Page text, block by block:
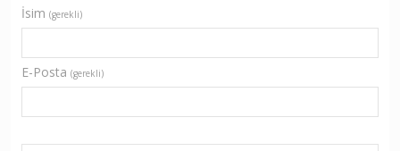
İsim (gerekli)
E-Posta (gerekli)